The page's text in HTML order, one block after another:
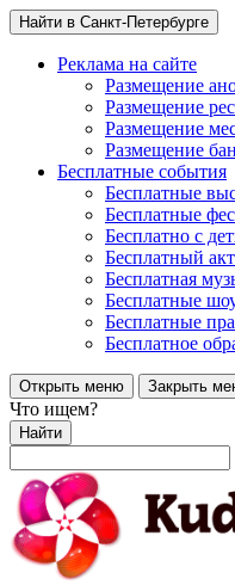
Найти в Санкт-Петербурге
Реклама на сайте
Размещение
Размещение
Размещение
Размещение
Бесплатные события
Бесплатные
Бесплатные
Бесплатно с
Бесплатный
Бесплатная
Бесплатные
Бесплатные
Бесплатное
Открыть меню Закрыть
Что ищем?
Найти